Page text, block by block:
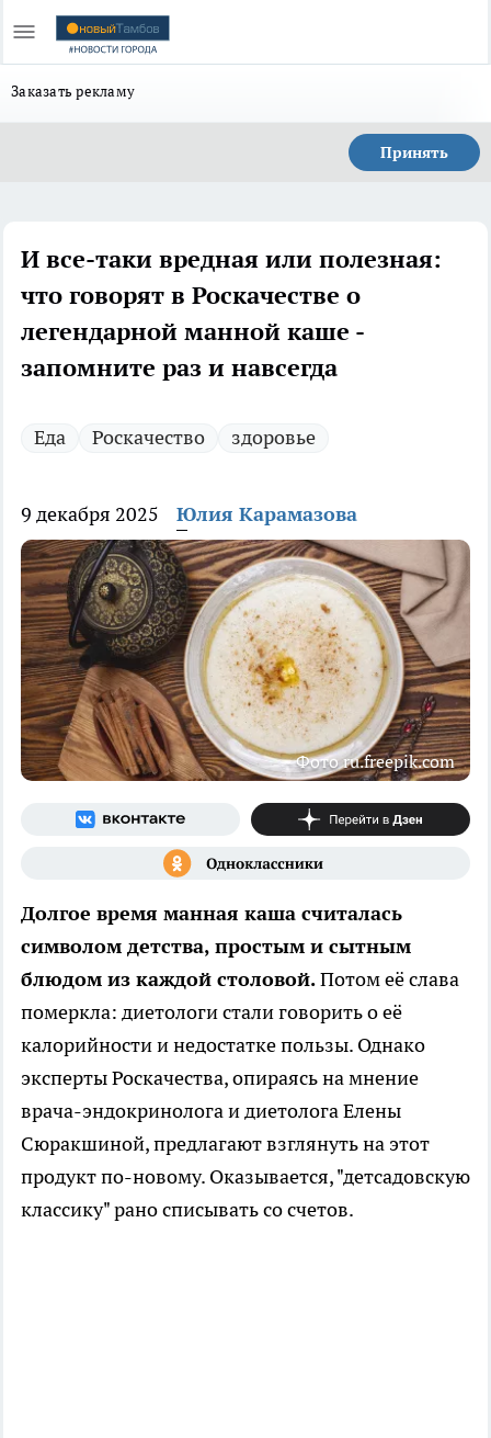
Заказать рекламу
Принять
И все-таки вредная или полезная:
что говорят в Роскачестве о
легендарной манной каше -
запомните раз и навсегда
Еда Роскачество здоровье
9 декабря 2025 Юлия Карамазова
Фото ru.freepik.com
Долгое время манная каша считалась
символом детства, простым и сытным
блюдом из каждой столовой.Потом её слава
померкла: диетологи стали говорить о её
калорийности и недостатке пользы. Однако
эксперты Роскачества, опираясь на мнение
врача-эндокринолога и диетолога Елены
Сюракшиной, предлагают взглянуть на этот
продукт по-новому. Оказывается, "детсадовскую
классику" рано списывать со счетов.